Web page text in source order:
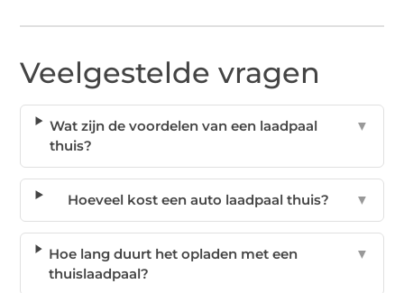
Veelgestelde vragen
Wat zijn de voordelen van een laadpaal
thuis?
▼
Hoeveel kost een auto laadpaal thuis? ▼
Hoe lang duurt het opladen met een
thuislaadpaal?
▼